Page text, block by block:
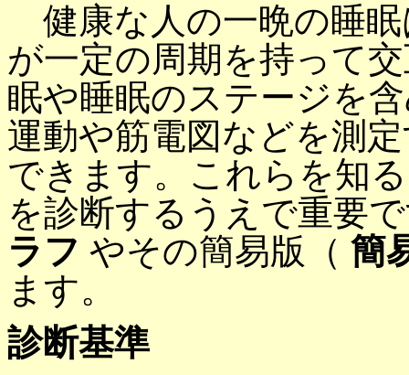
健康な人の一晩の睡
が一定の周期を持って
眠や睡眠のステージを
運動や筋電図などを測
できます。これらを知
を診断するうえで重要
ラフ やその簡易版（ 簡
ます。
診断基準